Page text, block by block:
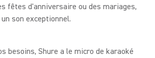
fêtes d'anniversaire ou des mariages,
son exceptionnel.
besoins, Shure a le micro de karaoké